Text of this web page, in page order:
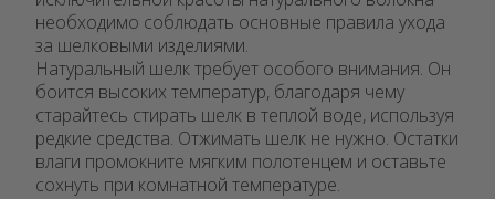
необходимо соблюдать основные правила ухода
за шелковыми изделиями.
Натуральный шелк требует особого внимания. Он
боится высоких температур, благодаря чему
старайтесь стирать шелк в теплой воде, используя
редкие средства. Отжимать шелк не нужно. Остатки
влаги промокните мягким полотенцем и оставьте
сохнуть при комнатной температуре.